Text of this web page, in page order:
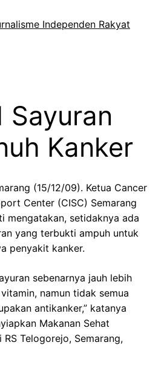
Independen Rakyat
Sayuran
Kanker
(15/12/09). Ketua Cancer
Center (CISC) Semarang
mengatakan, setidaknya ada
yang terbukti ampuh untuk
penyakit kanker.
sebenarnya jauh lebih
namun tidak semua
antikanker,” katanya
Makanan Sehat
RS Telogorejo, Semarang,